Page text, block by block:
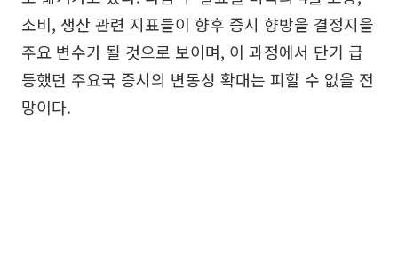
소비, 생산 관련 지표들이 향후 증시 향방을 결정지을
주요 변수가 될 것으로 보이며, 이 과정에서 단기 급
등했던 주요국 증시의 변동성 확대는 피할 수 없을 전
망이다.